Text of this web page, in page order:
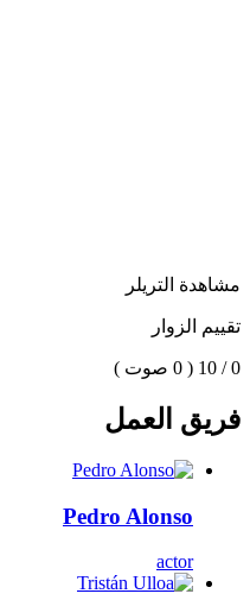
مشاهدة التريلر
تقييم الزوار
0 / 10 ( 0 صوت )
فريق العمل
Pedro Alonso
actor